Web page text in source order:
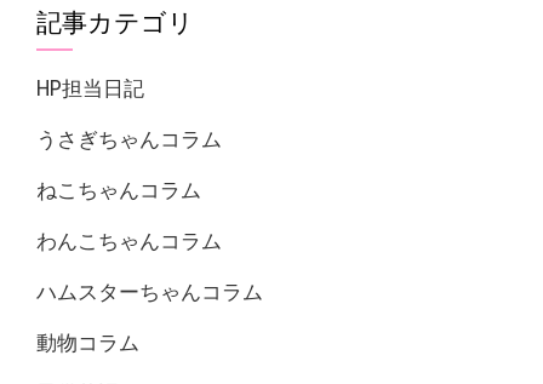
記事カテゴリ
HP担当日記
うさぎちゃんコラム
ねこちゃんコラム
わんこちゃんコラム
ハムスターちゃんコラム
動物コラム